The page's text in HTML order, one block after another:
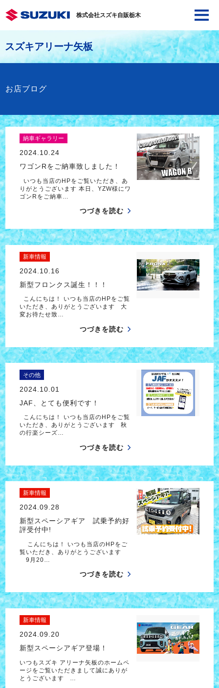
株式会社スズキ自販栃木
スズキアリーナ矢板
お店ブログ
納車ギャラリー
2024.10.24
ワゴンRをご納車致しました！
いつも当店のHPをご覧いただき、あ
りがとうございます 本日、YZW様にワ
ゴンRをご納車…
つづきを読む
新車情報
2024.10.16
新型フロンクス誕生！！！
こんにちは！ いつも当店のHPをご覧
いただき、ありがとうございます 大
変お待たせ致…
つづきを読む
その他
2024.10.01
JAF、とても便利です！
こんにちは！ いつも当店のHPをご覧
いただき、ありがとうございます 秋
の行楽シーズ…
つづきを読む
新車情報
2024.09.28
新型スペーシアギア 試乗予約好
評受付中!
こんにちは！ いつも当店のHPをご
覧いただき、ありがとうございます
9月20…
つづきを読む
新車情報
2024.09.20
新型スペーシアギア登場！
いつもスズキ アリーナ矢板のホームペ
ージをご覧いただきまして誠にありが
とうございます …